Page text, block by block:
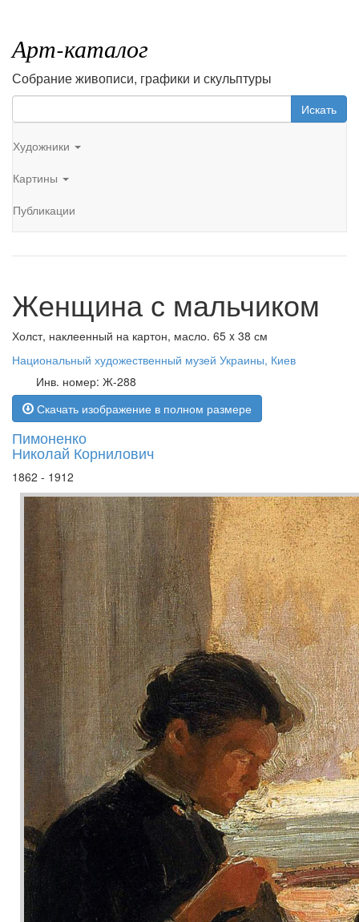
Арт-каталог
Собрание живописи, графики и скульптуры
Искать
Художники
Картины
Публикации
Женщина с мальчиком
Холст, наклеенный на картон, масло. 65 x 38 см
Национальный художественный музей Украины, Киев
Инв. номер: Ж-288
Скачать изображение в полном размере
Пимоненко
Николай Корнилович
1862 - 1912